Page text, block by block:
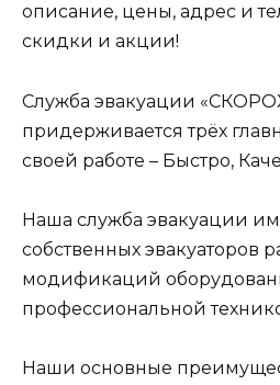
описание, цены, адрес и
скидки и акции!
Служба эвакуации
придерживается трёх
своей работе – Быстро,
Наша служба эвакуации
собственных эвакуаторов
модификаций
профессиональной
Наши основные